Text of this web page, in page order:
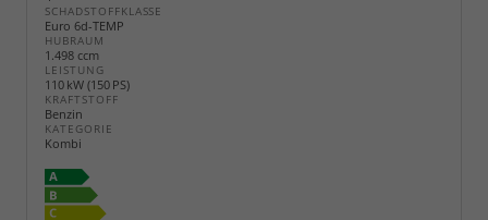
SCHADSTOFFKLASSE
Euro 6d-TEMP
HUBRAUM
1.498 ccm
LEISTUNG
110 kW (150 PS)
KRAFTSTOFF
Benzin
KATEGORIE
Kombi